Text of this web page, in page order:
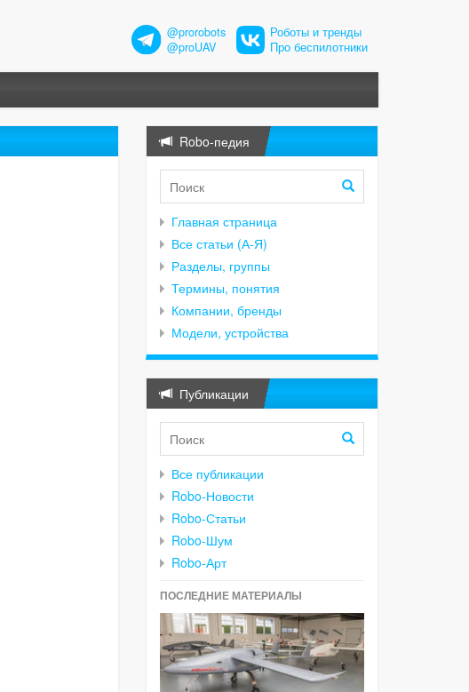
@prorobots
@proUAV
Роботы и тренды
Про беспилотники
Robo-педия
Главная страница
Все статьи (А-Я)
Разделы, группы
Термины, понятия
Компании, бренды
Модели, устройства
Публикации
Все публикации
Robo-Новости
Robo-Статьи
Robo-Шум
Robo-Арт
ПОСЛЕДНИЕ МАТЕРИАЛЫ